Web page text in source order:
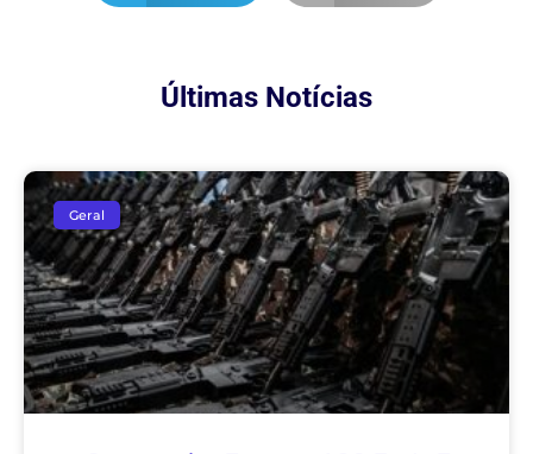
Últimas Notícias
Geral